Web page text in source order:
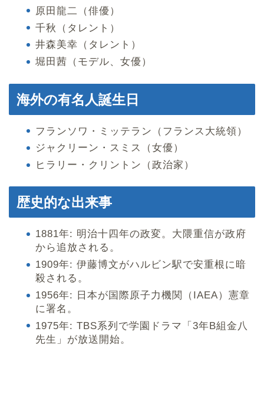
原田龍二（俳優）
千秋（タレント）
井森美幸（タレント）
堀田茜（モデル、女優）
海外の有名人誕生日
フランソワ・ミッテラン（フランス大統領）
ジャクリーン・スミス（女優）
ヒラリー・クリントン（政治家）
歴史的な出来事
1881年: 明治十四年の政変。大隈重信が政府
から追放される。
1909年: 伊藤博文がハルビン駅で安重根に暗
殺される。
1956年: 日本が国際原子力機関（IAEA）憲章
に署名。
1975年: TBS系列で学園ドラマ「3年B組金八
先生」が放送開始。